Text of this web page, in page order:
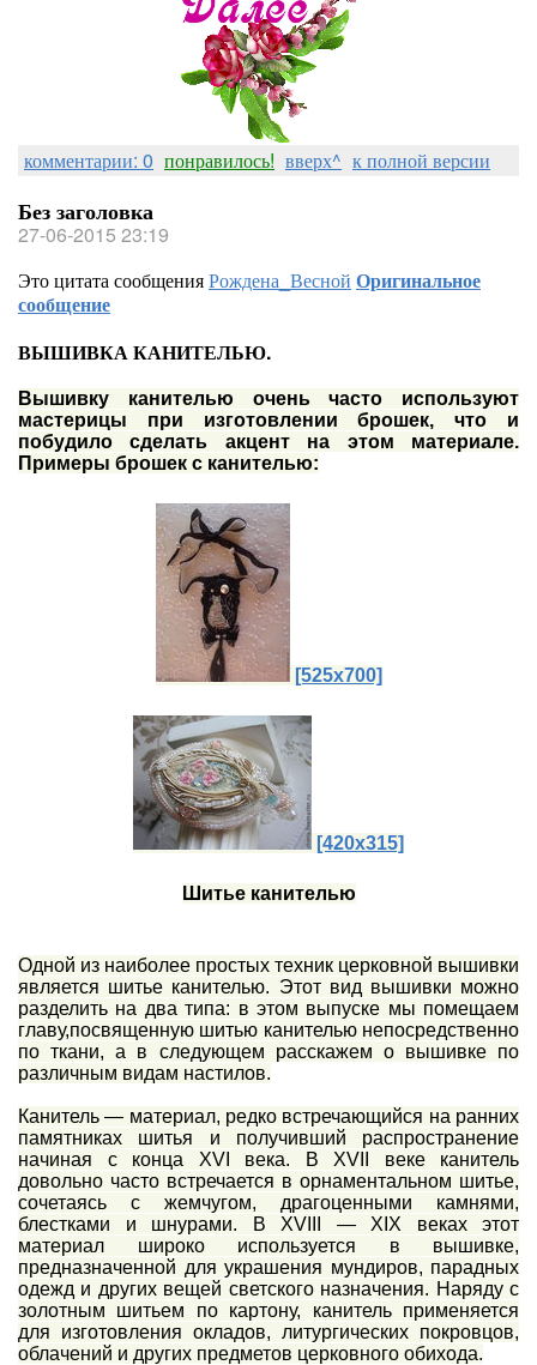
комментарии: 0 понравилось! вверх^ к полной версии
Без заголовка
27-06-2015 23:19
Это цитата сообщенияРождена_Весной Оригинальное
сообщение
ВЫШИВКА КАНИТЕЛЬЮ.
Вышивку канителью очень часто используют
мастерицы при изготовлении брошек, что и
побудило сделать акцент на этом материале.
Примеры брошек с канителью:
[525x700]
[420x315]
Шитье канителью
Одной из наиболее простых техник церковной вышивки
является шитье канителью. Этот вид вышивки можно
разделить на два типа: в этом выпуске мы помещаем
главу,посвященную шитью канителью непосредственно
по ткани, а в следующем расскажем о вышивке по
различным видам настилов.
Канитель — материал, редко встречающийся на ранних
памятниках шитья и получивший распространение
начиная с конца XVI века. В XVII веке канитель
довольно часто встречается в орнаментальном шитье,
сочетаясь с жемчугом, драгоценными камнями,
блестками и шнурами. В XVIII — XIX веках этот
материал широко используется в вышивке,
предназначенной для украшения мундиров, парадных
одежд и других вещей светского назначения. Наряду с
золотным шитьем по картону, канитель применяется
для изготовления окладов, литургических покровцов,
облачений и других предметов церковного обихода.